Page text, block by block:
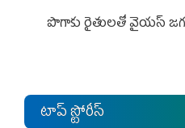
పొగాకు రైతుల‌తో వైయ‌స్
టాప్ స్టోరీస్